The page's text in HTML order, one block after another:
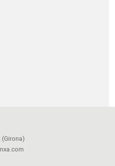
(Girona)